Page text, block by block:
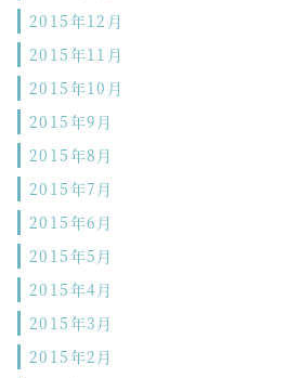
2015年12月
2015年11月
2015年10月
2015年9月
2015年8月
2015年7月
2015年6月
2015年5月
2015年4月
2015年3月
2015年2月